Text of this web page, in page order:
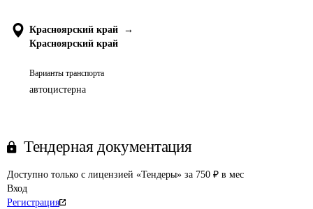
Красноярский край
→
Красноярский край
Варианты транспорта
автоцистерна
Тендерная документация
Доступно только с лицензией «Тендеры» за 750 ₽ в мес
Вход
Регистрация